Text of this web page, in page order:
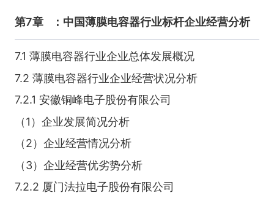
第7章 ：中国薄膜电容器行业标杆企业经营分析
7.1 薄膜电容器行业企业总体发展概况
7.2 薄膜电容器行业企业经营状况分析
7.2.1 安徽铜峰电子股份有限公司
（1）企业发展简况分析
（2）企业经营情况分析
（3）企业经营优劣势分析
7.2.2 厦门法拉电子股份有限公司